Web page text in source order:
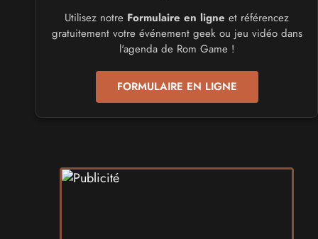
CULTURE JAPONAISE ET OTAKU
Mang'Azur 2027
les 24 et 25 avril 2027 - à Toulon
SALONS & CONVENTIONS GEEKS
Play Azur Festival 2027
SALONS & CONVENTIONS GEEKS
Art To Play 2026
Utilisez notre Formulaire en ligne et référencez
gratuitement votre événement geek ou jeu vidéo dans
l'agenda de Rom Game !
FORMULAIRE EN LIGNE